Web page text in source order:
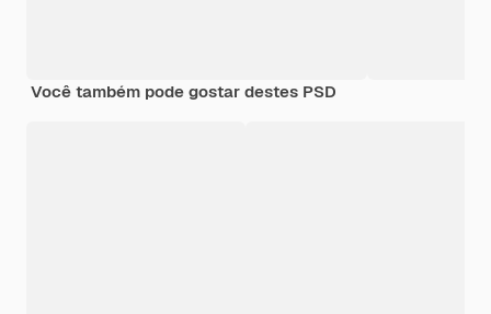
Você também pode gostar destes PSD